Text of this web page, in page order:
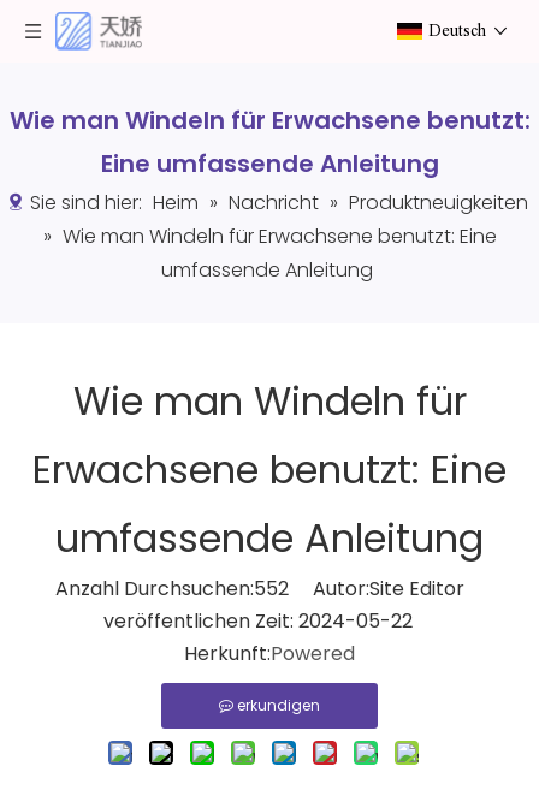
Deutsch
Wie man Windeln für Erwachsene benutzt:
Eine umfassende Anleitung
Sie sind hier: Heim » Nachricht » Produktneuigkeiten
» Wie man Windeln für Erwachsene benutzt: Eine
umfassende Anleitung
Wie man Windeln für
Erwachsene benutzt: Eine
umfassende Anleitung
Anzahl Durchsuchen:552 Autor:Site Editor
veröffentlichen Zeit: 2024-05-22
Herkunft:Powered
erkundigen